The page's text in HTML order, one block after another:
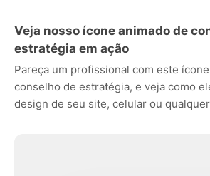
Veja nosso ícone animado de
estratégia em ação
Pareça um profissional com este
conselho de estratégia, e veja como
design de seu site, celular ou